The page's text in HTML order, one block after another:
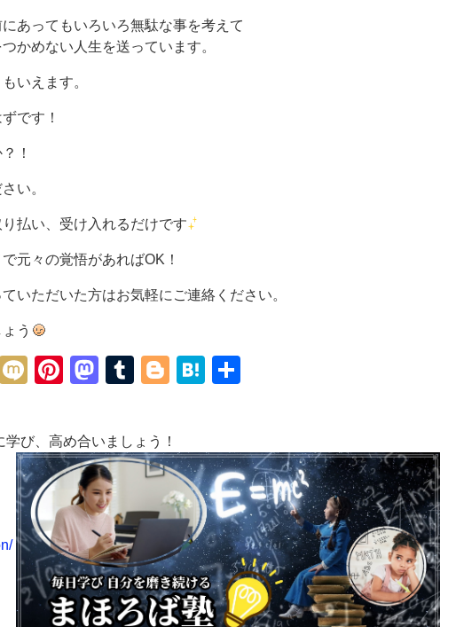
あってもいろいろ無駄な事を考えて
かめない人生を送っています。
いえます。
です！
！
い。
払い、受け入れるだけです
々の覚悟があればOK！
いただいた方はお気軽にご連絡ください。
う
LinkedIn
MixiPinterest
Mastodon
Tumblr
Blogger
Hatena
び、高め合いましょう！